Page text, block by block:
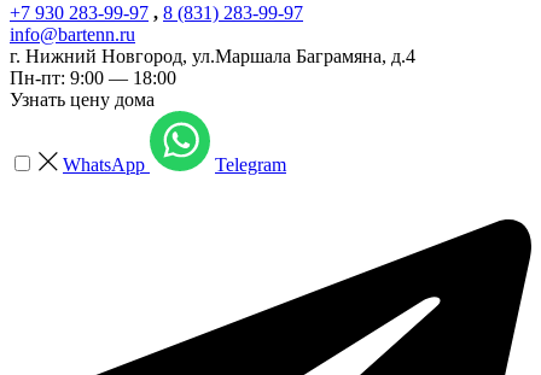
+7 930 283-99-97 , 8 (831) 283-99-97
info@bartenn.ru
г. Нижний Новгород, ул.Маршала Баграмяна, д.4
Пн-пт: 9:00 — 18:00
Узнать цену дома
WhatsApp Telegram